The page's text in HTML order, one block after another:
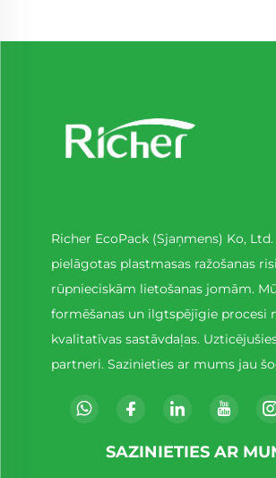
Richer EcoPack (Sjaņmens) Ko,
pielāgotas plastmasas ražošanas
rūpnieciskām lietošanas jomām.
formēšanas un ilgtspējīgie procesi
kvalitatīvas sastāvdaļas.
partneri. Sazinieties ar mums jau
SAZINIETIES AR